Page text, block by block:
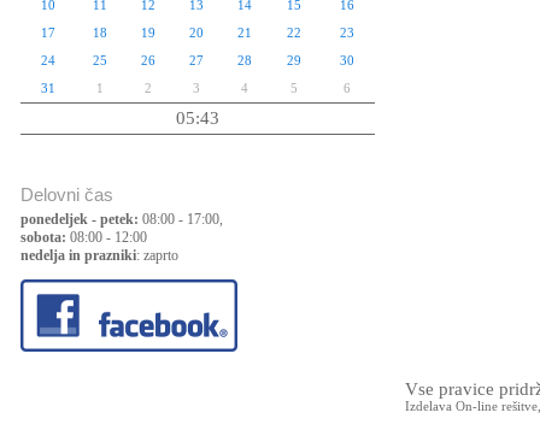
10 11 12 13 14 15 16
17 18 19 20 21 22 23
24 25 26 27 28 29 30
31 1 2 3 4 5 6
05:43
Delovni čas
ponedeljek - petek: 08:00 - 17:00,
sobota: 08:00 - 12:00
nedelja in prazniki: zaprto
Vse pravice
Izdelava On-line